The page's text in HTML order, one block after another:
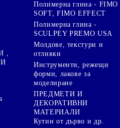
,
Полимерна глина - FIMO
SOFT, FIMO EFFECT
Полимерна глина -
SCULPEY PREMO USA
Молдове, текстури и
отливки
Инструменти, режещи
форми, лакове за
моделиране
ПРЕДМЕТИ И
ДЕКОРАТИВНИ
МАТЕРИАЛИ
Кутии от дърво и др.